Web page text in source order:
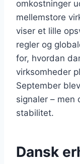
omkostninger
mellemstore
viser et lille
regler og
for, hvordan
virksomheder
September
signaler – men
stabilitet.
Dansk